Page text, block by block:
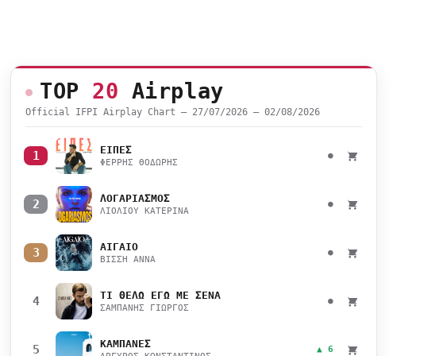
TOP 20 Airplay
Official IFPI Airplay Chart — 27/07/2026 – 02/08/2026
1 ΕΙΠΕΣ
ΦΕΡΡΗΣ ΘΟΔΩΡΗΣ
●
2 ΛΟΓΑΡΙΑΣΜΟΣ
ΛΙΟΛΙΟΥ ΚΑΤΕΡΙΝΑ
●
3 ΑΙΓΑΙΟ
ΒΙΣΣΗ ΑΝΝΑ
●
4 ΤΙ ΘΕΛΩ ΕΓΩ ΜΕ ΣΕΝΑ
ΣΑΜΠΑΝΗΣ ΓΙΩΡΓΟΣ
●
5 ΚΑΜΠΑΝΕΣ ▲ 6